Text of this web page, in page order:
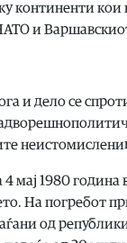
континенти
и
и дело се
4 мај 1980
На погребот
од